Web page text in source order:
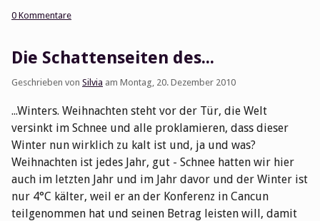
0 Kommentare
Die Schattenseiten des...
Geschrieben von Silvia am Montag, 20. Dezember 2010
...Winters. Weihnachten steht vor der Tür, die Welt
versinkt im Schnee und alle proklamieren, dass dieser
Winter nun wirklich zu kalt ist und, ja und was?
Weihnachten ist jedes Jahr, gut - Schnee hatten wir hier
auch im letzten Jahr und im Jahr davor und der Winter ist
nur 4°C kälter, weil er an der Konferenz in Cancun
teilgenommen hat und seinen Betrag leisten will, damit